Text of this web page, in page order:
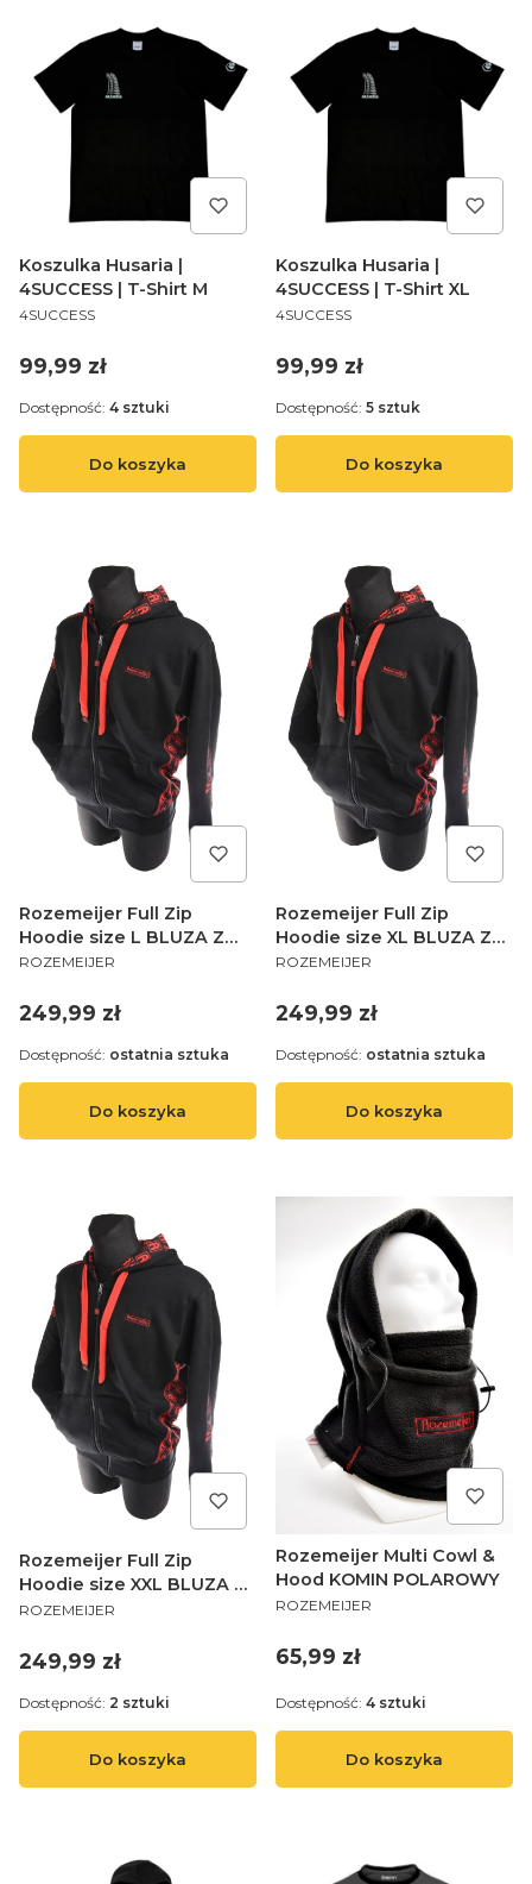
Koszulka Husaria |
4SUCCESS | T-Shirt M
PRODUCENT
4SUCCESS
Cena
99,99 zł
Do koszyka
Dostępność: 4 sztuki
Koszulka Husaria |
4SUCCESS | T-Shirt XL
PRODUCENT
4SUCCESS
Cena
99,99 zł
Do koszyka
Dostępność: 5 sztuk
Rozemeijer Full Zip
Hoodie size L BLUZA Z
KAPTUREM NA SUWAK
PRODUCENT
ROZEMEIJER
Cena
249,99 zł
Do koszyka
Dostępność: ostatnia sztuka
Rozemeijer Full Zip
Hoodie size XL BLUZA Z
KAPTUREM NA SUWAK
PRODUCENT
ROZEMEIJER
Cena
249,99 zł
Do koszyka
Dostępność: ostatnia sztuka
Rozemeijer Full Zip
Hoodie size XXL BLUZA Z
KAPTUREM NA SUWAK
PRODUCENT
ROZEMEIJER
Cena
249,99 zł
Do koszyka
Dostępność: 2 sztuki
Rozemeijer Multi Cowl &
Hood KOMIN POLAROWY
PRODUCENT
ROZEMEIJER
Cena
65,99 zł
Do koszyka
Dostępność: 4 sztuki